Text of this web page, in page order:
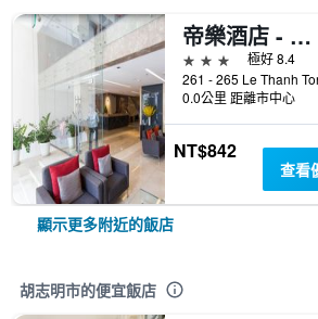
帝樂酒店 - 胡志明市
3星級
極好 8.4
0.0公里 距離市中心
NT$842
查看
顯示更多附近的飯店
胡志明市的便宜飯店